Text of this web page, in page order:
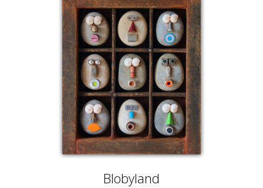
Blobyland